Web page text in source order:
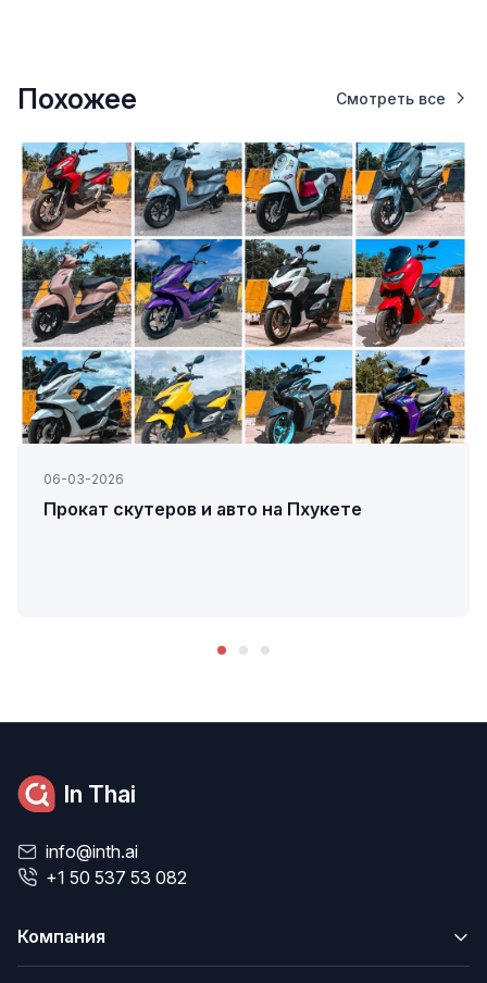
Похожее Смотреть все
06-03-2026
Прокат скутеров и авто на Пхукете
In Thai
info@inth.ai
+1 50 537 53 082
Компания